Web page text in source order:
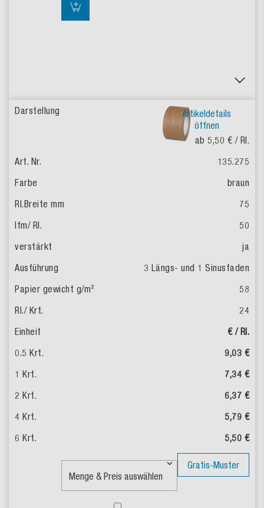
Artikeldetails
öffnen
ab 5,50 € / Rl.
135.275
braun
75
50
ja
3 Längs- und 1 Sinusfaden
58
24
€ / Rl.
9,03 €
7,34 €
6,37 €
5,79 €
5,50 €
Gratis-Muster